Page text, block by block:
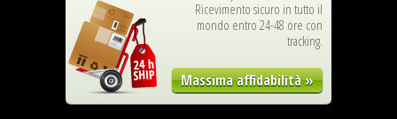
Ricevimento sicuro in tutto il
mondo entro 24-48 ore con
tracking.
Massima affidabilità »